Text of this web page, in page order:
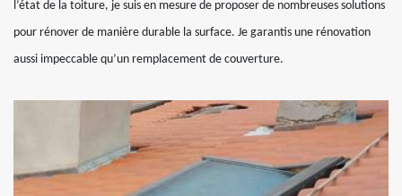
l’état de la toiture, je suis en mesure de proposer de nombreuses solutions
pour rénover de manière durable la surface. Je garantis une rénovation
aussi impeccable qu’un remplacement de couverture.